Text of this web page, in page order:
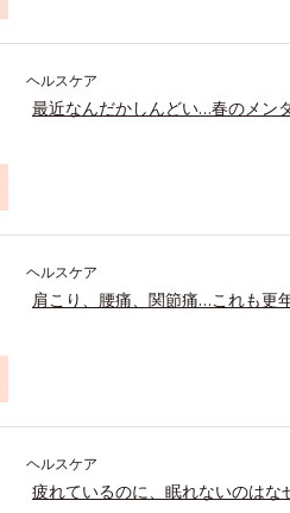
ヘルスケア
最近なんだかしんどい…春のメン
ヘルスケア
肩こり、腰痛、関節痛…これも更
ヘルスケア
疲れているのに、眠れないのはな